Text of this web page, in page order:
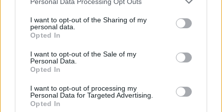
I want to opt-out of the Sharing of my
personal data.
Opted In
I want to opt-out of the Sale of my
Personal Data.
Opted In
I want to opt-out of processing my
Personal Data for Targeted Advertising.
Opted In
Ajoutez du citron ou du concombre :
avec quelques rondelles de citron, de menthe ou de
concombre peut stimuler la digestion, rafraîchir, et donner
envie de boire plus sans ajouter de calories.
Buvez tout au long de la journée :Ne vous contentez
pas de boire uniquement lorsque vous avez soif. Une
bonne hydratation maintient les organes en